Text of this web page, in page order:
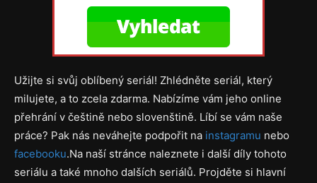
Užijte si svůj oblíbený seriál! Zhlédněte seriál, který
milujete, a to zcela zdarma. Nabízíme vám jeho online
přehrání v češtině nebo slovenštině. Líbí se vám naše
práce? Pak nás neváhejte podpořit na instagramu nebo
facebooku.Na naší stránce naleznete i další díly tohoto
seriálu a také mnoho dalších seriálů. Projděte si hlavní